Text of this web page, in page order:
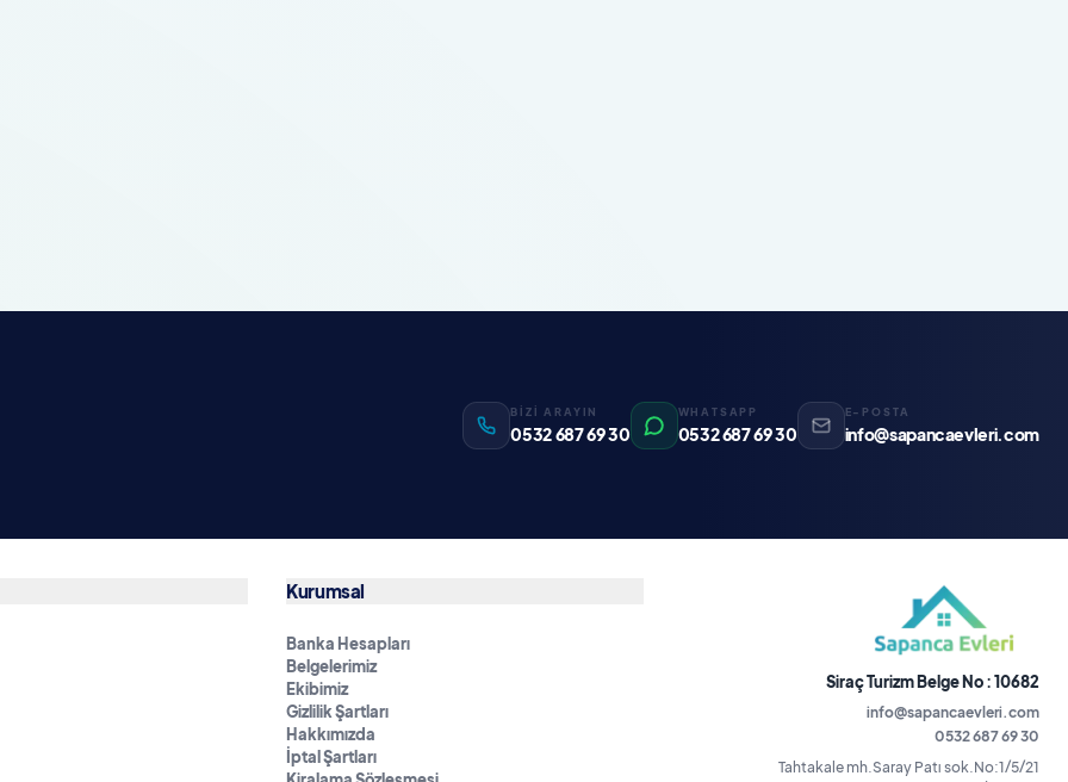
BİZİ ARAYIN
0532 687 69 30
WHATSAPP
0532 687 69 30
E-POSTA
info@sapancaevleri.com
Kurumsal
Banka Hesapları
Belgelerimiz
Ekibimiz
Gizlilik Şartları
Hakkımızda
İptal Şartları
Siraç Turizm Belge No : 10682
info@sapancaevleri.com
0532 687 69 30
Tahtakale mh.Saray Patı sok.No:1/5/21